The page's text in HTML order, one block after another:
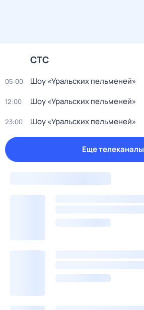
СТС
05:00 Шоу «Уральских пельменей»
12:00 Шоу «Уральских пельменей»
23:00 Шоу «Уральских пельменей»
Еще телеканалы